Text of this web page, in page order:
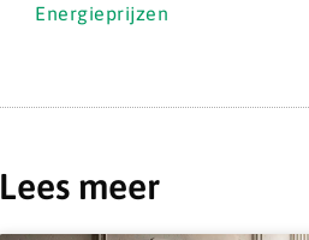
Energieprijzen
Lees meer